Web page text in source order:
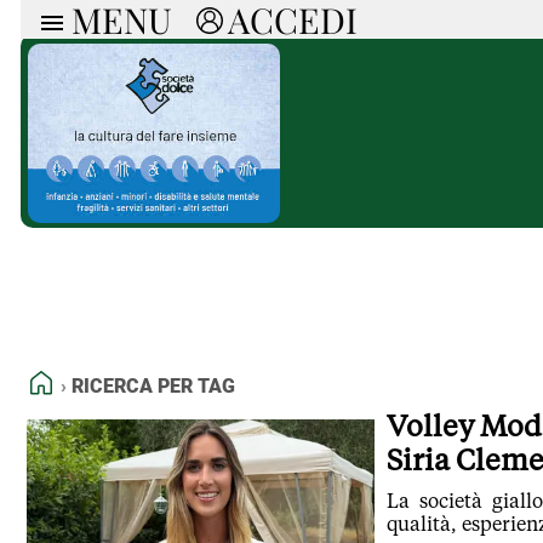
MENU ACCEDI
ARTICOLI
Politica
Economia
Società
La Nera
Che Cultura
Tutti gli Articoli
Ricerca
HOME
RICERCA PER TAG
Volley
Siria
La società
qualità,